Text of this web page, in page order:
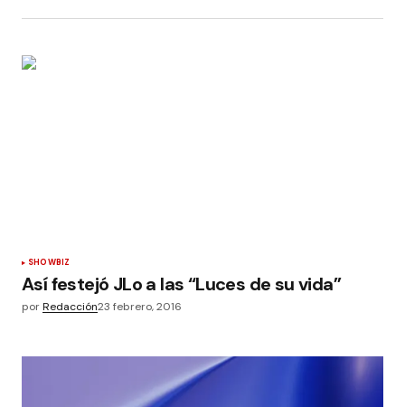
SHOWBIZ
Así festejó JLo a las “Luces de su vida”
porRedacción23 febrero, 2016